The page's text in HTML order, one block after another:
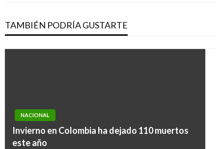
TAMBIÉN PODRÍA GUSTARTE
NACIONAL
Invierno en Colombia ha dejado 110 muertos
este año
NACIONAL
Presidente Santos invitó a participar este
miércoles en el Simulacro Nacional de